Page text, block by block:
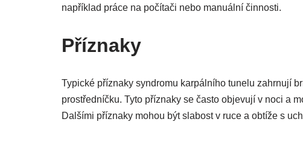
například práce na počítači nebo manuální činnosti.
Příznaky
Typické příznaky syndromu karpálního tunelu zahrnují
prostředníčku. Tyto příznaky se často objevují v noci a
Dalšími příznaky mohou být slabost v ruce a obtíže s